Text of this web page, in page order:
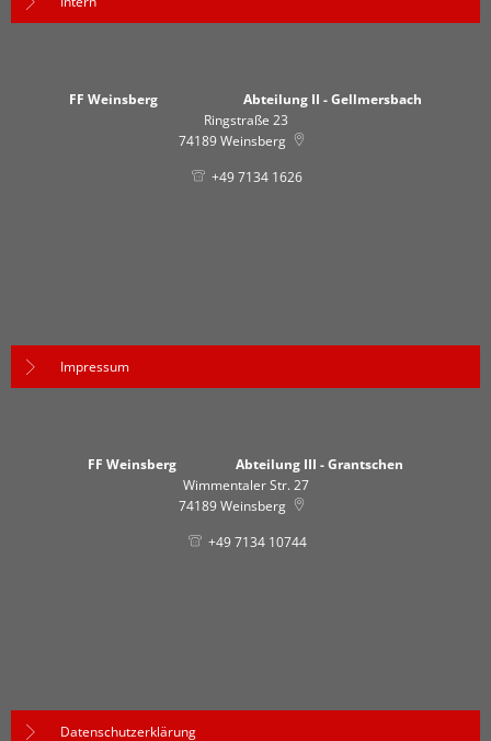
FF Weinsberg Abteilung II - Gellmersbach
Ringstraße 23
74189Weinsberg
+49 7134 1626
Impressum
FF Weinsberg Abteilung III - Grantschen
Wimmentaler Str. 27
74189Weinsberg
+49 7134 10744
Datenschutzerklärung